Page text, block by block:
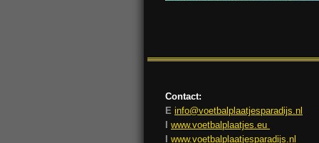
Contact:
E info@voetbalplaatjesparadijs.nl
I www.voetbalplaatjes.eu
I www.voetbalplaatjesparadijs.nl